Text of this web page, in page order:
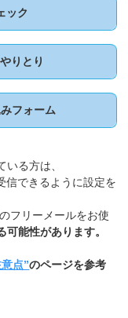
ック
りとり
フォーム
る方は、
信できるように設定を
フリーメールをお使
能性があります。
点”のページを参考